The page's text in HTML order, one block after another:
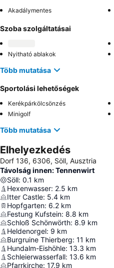
Akadálymentes
Szoba szolgáltatásai
Nyitható ablakok
Több mutatása
Sportolási lehetőségek
Kerékpárkölcsönzés
Minigolf
Több mutatása
Elhelyezkedés
Dorf 136, 6306, Söll, Ausztria
Távolság innen: Tennenwirt
Söll: 0.1 km
Hexenwasser: 2.5 km
Itter Castle: 5.4 km
Hopfgarten: 6.2 km
Festung Kufstein: 8.8 km
Schloß Schönwörth: 8.9 km
Heldenorgel: 9 km
Burgruine Thierberg: 11 km
Hundalm-Eishöhle: 13.3 km
Schleierwasserfall: 13.6 km
Pfarrkirche: 17.9 km